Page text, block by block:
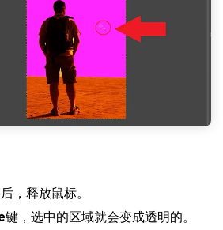
，释放鼠标。
键，选中的区域就会变成透明的。